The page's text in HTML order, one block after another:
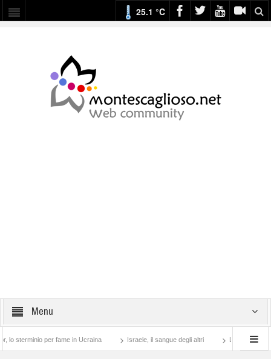
25.1 °C
Menu
per fame in Ucraina Israele, il sangue degli altri Lotta di classe… tra